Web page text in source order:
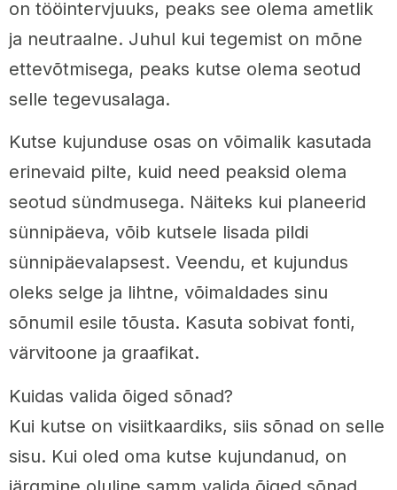
on tööintervjuuks, peaks see olema ametlik
ja neutraalne. Juhul kui tegemist on mõne
ettevõtmisega, peaks kutse olema seotud
selle tegevusalaga.
Kutse kujunduse osas on võimalik kasutada
erinevaid pilte, kuid need peaksid olema
seotud sündmusega. Näiteks kui planeerid
sünnipäeva, võib kutsele lisada pildi
sünnipäevalapsest. Veendu, et kujundus
oleks selge ja lihtne, võimaldades sinu
sõnumil esile tõusta. Kasuta sobivat fonti,
värvitoone ja graafikat.
Kuidas valida õiged sõnad?
Kui kutse on visiitkaardiks, siis sõnad on selle
sisu. Kui oled oma kutse kujundanud, on